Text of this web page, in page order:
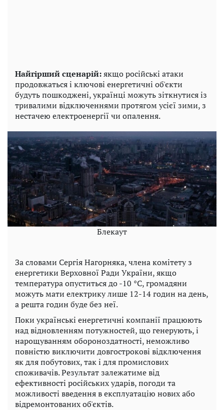
Найгірший сценарій:якщо російські атаки
продовжаться і ключові енергетичні об'єкти
будуть пошкоджені, українці можуть зіткнутися із
тривалими відключеннями протягом усієї зими, з
нестачею електроенергії чи опалення.
Блекаут
За словами Сергія Нагорняка, члена комітету з
енергетики Верховної Ради України, якщо
температура опуститься до -10 °C, громадяни
можуть мати електрику лише 12-14 годин на день,
а решта годин буде без неї.
Поки українські енергетичні компанії працюють
над відновленням потужностей, що генерують, і
нарощуванням обороноздатності, неможливо
повністю виключити довгострокові відключення
як для побутових, так і для промислових
споживачів. Результат залежатиме від
ефективності російських ударів, погоди та
можливості введення в експлуатацію нових або
відремонтованих об'єктів.